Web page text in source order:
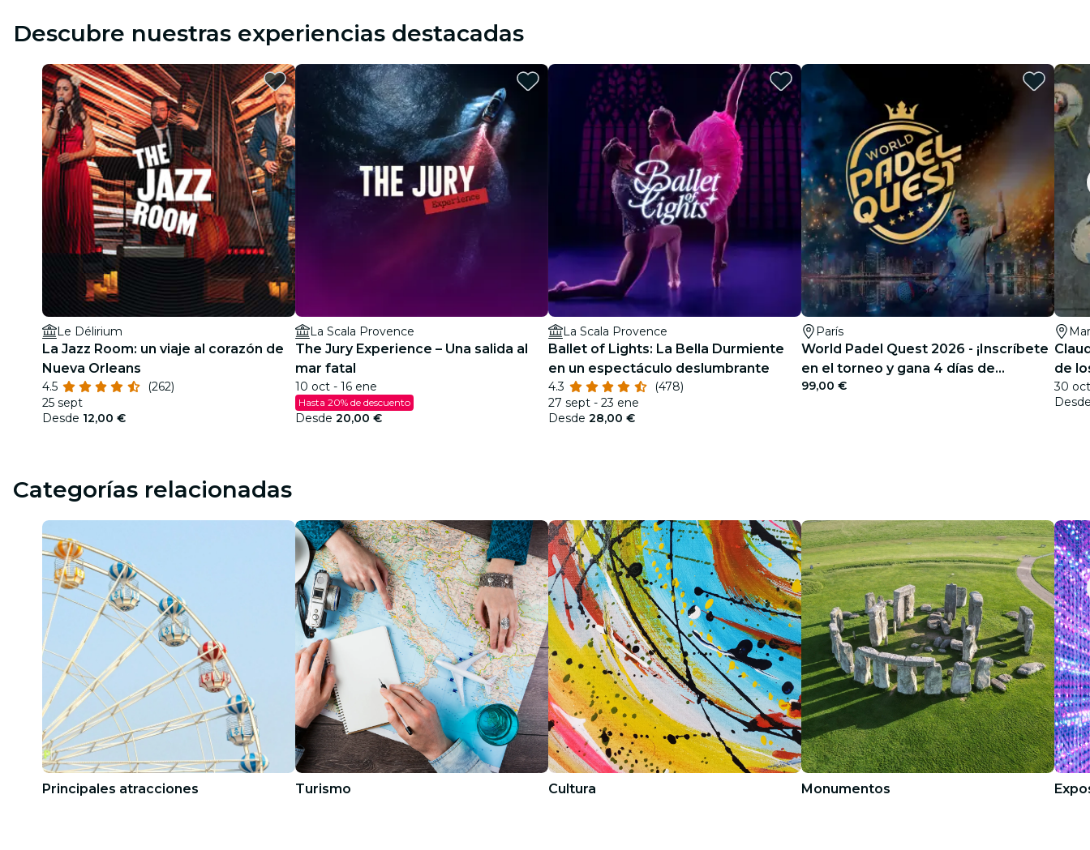
Descubre nuestras experiencias destacadas
Le Délirium
La Jazz Room: un viaje al corazón de
Nueva Orleans
4.5
(262)
25 sept
Desde 12,00 €
La Scala Provence
The Jury Experience – Una salida al
mar fatal
10 oct - 16 ene
Hasta 20% de descuento
Desde 20,00 €
La Scala Provence
Ballet of Lights: La Bella Durmiente
en un espectáculo deslumbrante
4.3
(478)
27 sept - 23 ene
Desde 28,00 €
París
World Padel Quest 2026 - ¡Inscríbete
en el torneo y gana 4 días de
ensueño en Barcelona!
99,00 €
de
30
Categorías relacionadas
Principales atracciones Turismo Cultura Monumentos